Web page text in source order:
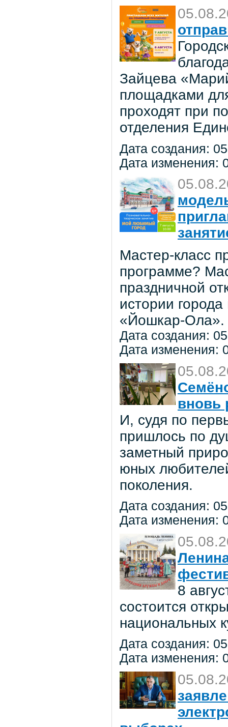
Зайцева
площадками
проходят при
отделения
Дата создания:
Дата изменения:
Мастер-класс
программе?
праздничной
истории
«Йошкар-Ола».
Дата создания:
Дата изменения:
вновь
И, судя по
пришлось по
заметный
юных
поколения.
Дата создания:
Дата изменения:
8
состоится
национальных
Дата создания:
Дата изменения: